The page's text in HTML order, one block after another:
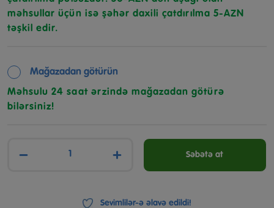
məhsullar üçün isə şəhər daxili çatdırılma 5-AZN
təşkil edir.
Mağazadan götürün
Məhsulu 24 saat ərzində mağazadan götürə
bilərsiniz!
− + Səbətə at
Sevimlilər-ə əlavə edildi!